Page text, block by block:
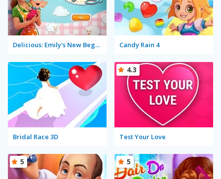
Delicious: Emily's New Beginning Candy Rain 4
Bridal Race 3D Test Your Love
4.3
5 5